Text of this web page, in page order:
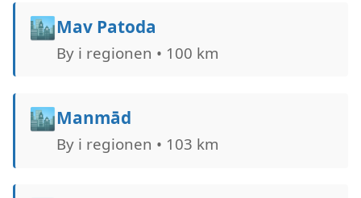
🏙️Mav Patoda
By i regionen • 100 km
🏙️Manmād
By i regionen • 103 km